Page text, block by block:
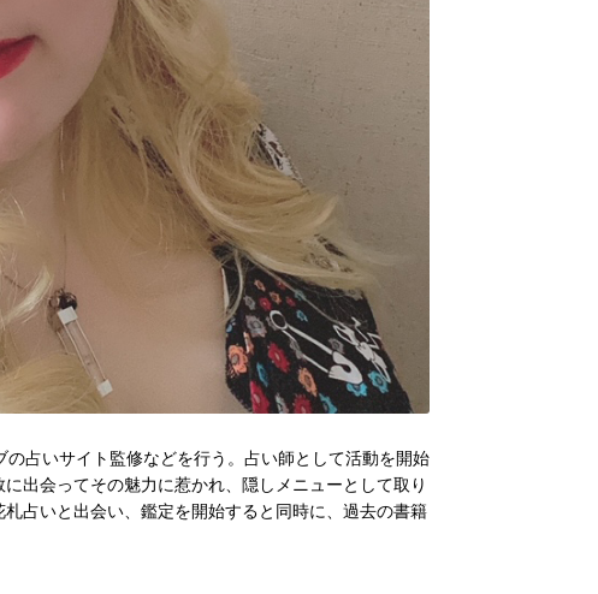
占いサイト監修などを行う。占い師として活動を開始
出会ってその魅力に惹かれ、隠しメニューとして取り
占いと出会い、鑑定を開始すると同時に、過去の書籍